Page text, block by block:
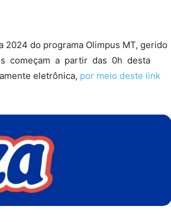
2024 do programa Olimpus MT, gerido
começam a partir das 0h desta
eletrônica, por meio deste link